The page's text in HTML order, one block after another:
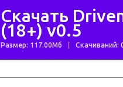
Скачать
(18+) v0.5
Размер: 117.00Мб Скачиваний: